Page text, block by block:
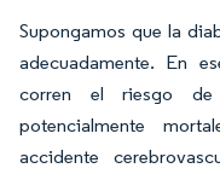
Supongamos que la
adecuadamente. En
corren el riesgo de
potencialmente
accidente